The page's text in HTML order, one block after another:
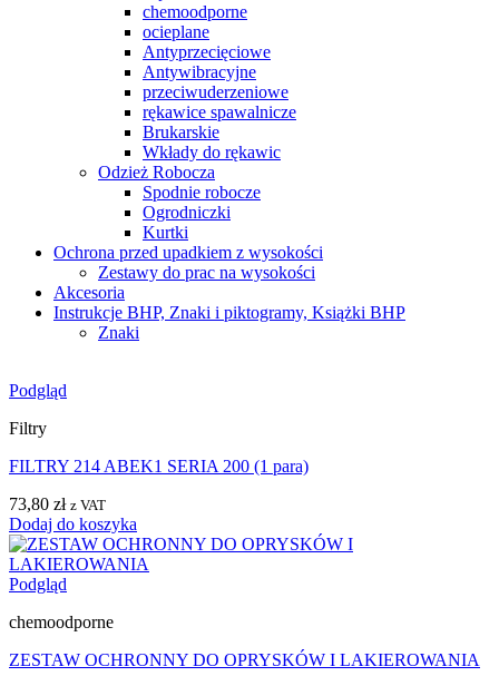
chemoodporne
ocieplane
Antyprzecięciowe
Antywibracyjne
przeciwuderzeniowe
rękawice spawalnicze
Brukarskie
Wkłady do rękawic
Odzież Robocza
Spodnie robocze
Ogrodniczki
Kurtki
Ochrona przed upadkiem z wysokości
Zestawy do prac na wysokości
Akcesoria
Instrukcje BHP, Znaki i piktogramy, Książki BHP
Znaki
Podgląd
Filtry
FILTRY 214 ABEK1 SERIA 200 (1 para)
73,80 zł z VAT
Dodaj do koszyka
Podgląd
chemoodporne
ZESTAW OCHRONNY DO OPRYSKÓW I LAKIEROWANIA